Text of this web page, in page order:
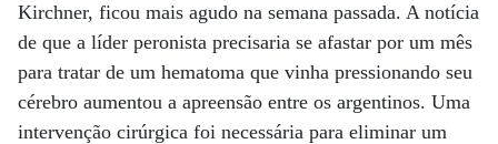
Kirchner, ficou mais agudo na semana passada. A notícia
de que a líder peronista precisaria se afastar por um mês
para tratar de um hematoma que vinha pressionando seu
cérebro aumentou a apreensão entre os argentinos. Uma
intervenção cirúrgica foi necessária para eliminar um